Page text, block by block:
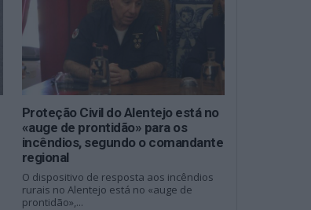
Proteção Civil do Alentejo está no
«auge de prontidão» para os
incêndios, segundo o comandante
regional
O dispositivo de resposta aos incêndios
rurais no Alentejo está no «auge de
prontidão»,...